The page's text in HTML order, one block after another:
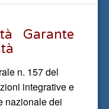
Garante
n. 157 del
integrative e
nazionale dei